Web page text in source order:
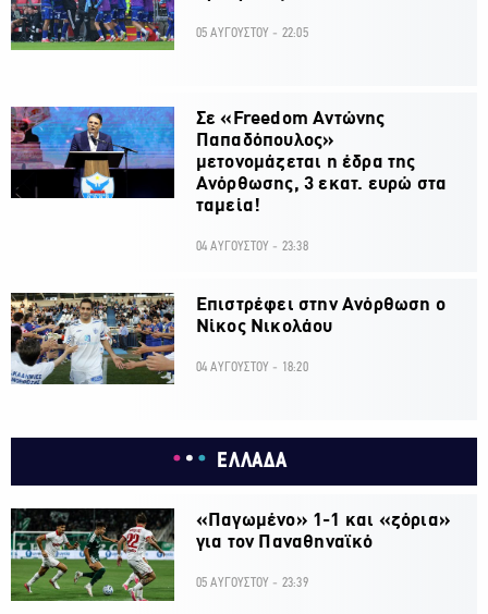
05 ΑΥΓΟΥΣΤΟΥ - 22:05
Σε «Freedom Αντώνης
Παπαδόπουλος»
μετονομάζεται η έδρα της
Ανόρθωσης, 3 εκατ. ευρώ στα
ταμεία!
04 ΑΥΓΟΥΣΤΟΥ - 23:38
Επιστρέφει στην Ανόρθωση ο
Νίκος Νικολάου
04 ΑΥΓΟΥΣΤΟΥ - 18:20
ΕΛΛΑΔΑ
«Παγωμένο» 1-1 και «ζόρια»
για τον Παναθηναϊκό
05 ΑΥΓΟΥΣΤΟΥ - 23:39